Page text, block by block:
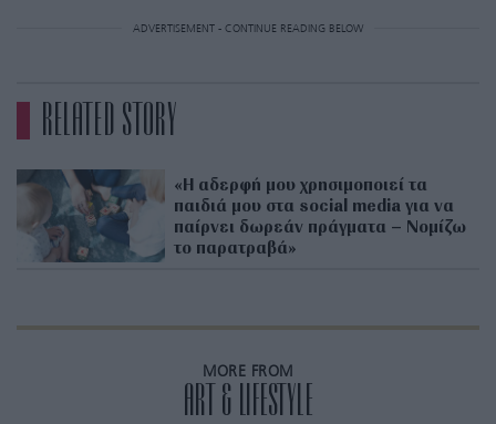
ADVERTISEMENT - CONTINUE READING BELOW
RELATED STORY
«Η αδερφή μου χρησιμοποιεί τα
παιδιά μου στα social media για να
παίρνει δωρεάν πράγματα – Νομίζω
το παρατραβά»
MORE FROM
ART & LIFESTYLE